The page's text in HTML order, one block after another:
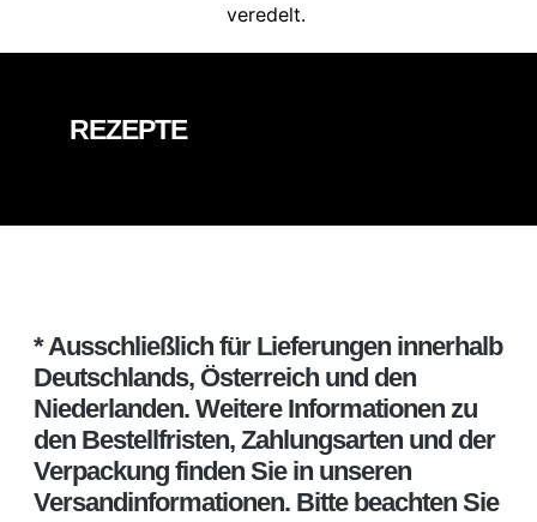
veredelt.
REZEPTE
* Ausschließlich für Lieferungen innerhalb
Deutschlands, Österreich und den
Niederlanden. Weitere Informationen zu
den Bestellfristen, Zahlungsarten und der
Verpackung finden Sie in unseren
Versandinformationen. Bitte beachten Sie